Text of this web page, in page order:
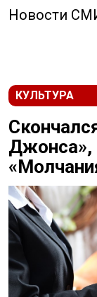
Новости
КУЛЬТУРА
Джонса»,